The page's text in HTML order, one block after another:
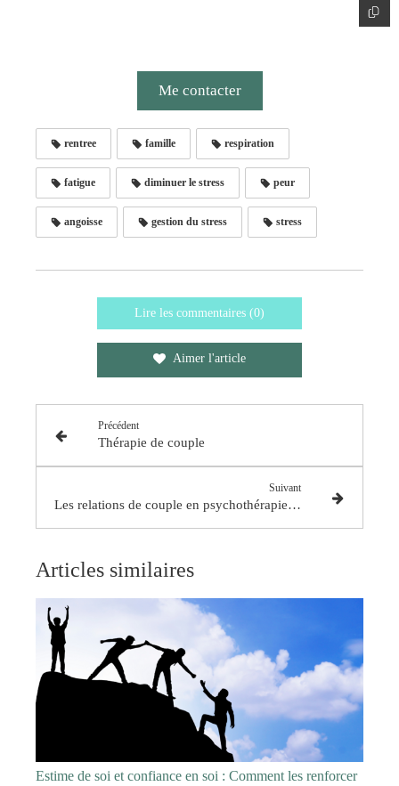
Me contacter
rentree famille respiration
fatigue diminuer le stress peur
angoisse gestion du stress stress
Lire les commentaires (0)
Aimer l'article
Précédent
Thérapie de couple
Suivant
Les relations de couple en psychothérapie : comment renforcer les liens et trouver l'harmonie ?
Articles similaires
Estime de soi et confiance en soi : Comment les renforcer